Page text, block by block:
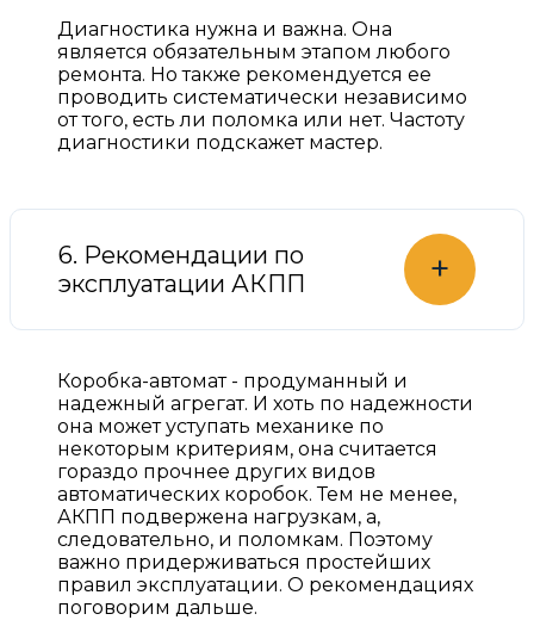
Диагностика нужна и важна. Она
является обязательным этапом любого
ремонта. Но также рекомендуется ее
проводить систематически независимо
от того, есть ли поломка или нет. Частоту
диагностики подскажет мастер.
6. Рекомендации по
эксплуатации АКПП
+
Коробка-автомат - продуманный и
надежный агрегат. И хоть по надежности
она может уступать механике по
некоторым критериям, она считается
гораздо прочнее других видов
автоматических коробок. Тем не менее,
АКПП подвержена нагрузкам, а,
следовательно, и поломкам. Поэтому
важно придерживаться простейших
правил эксплуатации. О рекомендациях
поговорим дальше.